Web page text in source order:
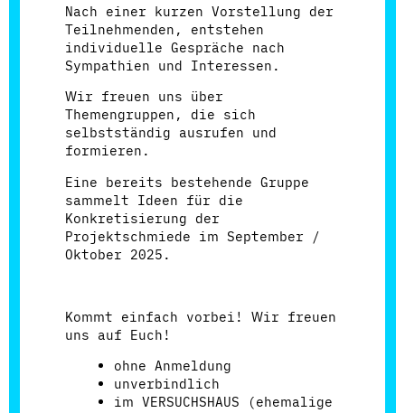
Nach einer kurzen Vorstellung der
Teilnehmenden, entstehen
individuelle Gespräche nach
Sympathien und Interessen.
Wir freuen uns über
Themengruppen, die sich
selbstständig ausrufen und
formieren.
Eine bereits bestehende Gruppe
sammelt Ideen für die
Konkretisierung der
Projektschmiede im September /
Oktober 2025.
Kommt einfach vorbei! Wir freuen
uns auf Euch!
ohne Anmeldung
unverbindlich
im VERSUCHSHAUS (ehemalige